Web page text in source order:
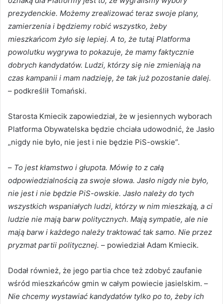
prezydenckie. Możemy zrealizować teraz swoje plany,
zamierzenia i będziemy robić wszystko, żeby
mieszkańcom żyło się lepiej. A to, że tutaj Platforma
powolutku wygrywa to pokazuje, że mamy faktycznie
dobrych kandydatów. Ludzi, którzy się nie zmieniają na
czas kampanii i mam nadzieję, że tak już pozostanie dalej.
– podkreślił Tomański.
Starosta Kmiecik zapowiedział, że w jesiennych wyborach
Platforma Obywatelska będzie chciała udowodnić, że Jasło
„nigdy nie było, nie jest i nie będzie PiS-owskie”.
– To jest kłamstwo i głupota. Mówię to z całą
odpowiedzialnością za swoje słowa. Jasło nigdy nie było,
nie jest i nie będzie PiS-owskie. Jasło należy do tych
wszystkich wspaniałych ludzi, którzy w nim mieszkają, a ci
ludzie nie mają barw politycznych. Mają sympatie, ale nie
mają barw i każdego należy traktować tak samo. Nie przez
pryzmat partii politycznej. – powiedział Adam Kmiecik.
Dodał również, że jego partia chce też zdobyć zaufanie
wśród mieszkańców gmin w całym powiecie jasielskim. –
Nie chcemy wystawiać kandydatów tylko po to, żeby ich